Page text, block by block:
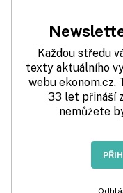
Každou středu
texty aktuálního
webu ekonom.cz.
33 let přináší
nemůžete